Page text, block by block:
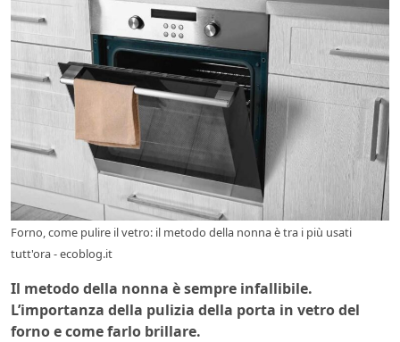
Forno, come pulire il vetro: il metodo della nonna è tra i più usati
tutt'ora - ecoblog.it
Il metodo della nonna è sempre infallibile.
L’importanza della pulizia della porta in vetro del
forno e come farlo brillare.